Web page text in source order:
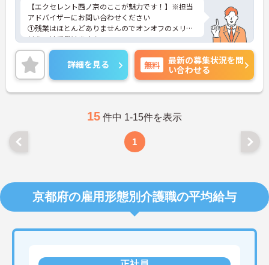
【エクセレント西ノ京のここが魅力です！】※担当
アドバイザーにお問い合わせください
①残業はほとんどありませんのでオンオフのメリハ
リをつけて働けます！
②2沿線利用可能でどちらの最寄り駅からも徒歩6～
7分程度と好立地♪マイカー・バイク通勤もOK！
③カリスマ講師を招いて指導を受けるほど接遇に力
を入れている法人です。
ご興味がある方は是非一度マイナビまでお問い合わ
詳細を見る 無料
最新の募集状況を問
い合わせる
15 件中 1-15件を表示
1
京都府の雇用形態別介護職の平均給与